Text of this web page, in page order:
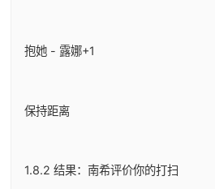
抱她 - 露娜+1
保持距离
1.8.2 结果：南希评价你的打扫